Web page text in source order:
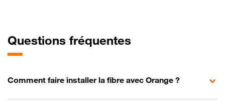
Questions fréquentes
Comment faire installer la fibre avec Orange ?